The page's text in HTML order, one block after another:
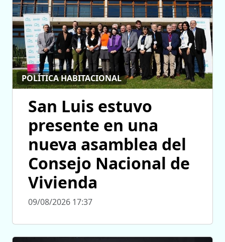
POLÍTICA HABITACIONAL
San Luis estuvo
presente en una
nueva asamblea del
Consejo Nacional de
Vivienda
09/08/2026 17:37